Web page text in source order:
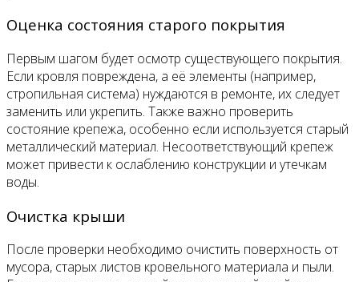
Оценка состояния старого покрытия
Первым шагом будет осмотр существующего покрытия.
Если кровля повреждена, а её элементы (например,
стропильная система) нуждаются в ремонте, их следует
заменить или укрепить. Также важно проверить
состояние крепежа, особенно если используется старый
металлический материал. Несоответствующий крепеж
может привести к ослаблению конструкции и утечкам
воды.
Очистка крыши
После проверки необходимо очистить поверхность от
мусора, старых листов кровельного материала и пыли.